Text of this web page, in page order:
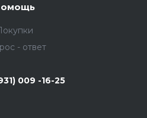
- ответ
009 -16-25